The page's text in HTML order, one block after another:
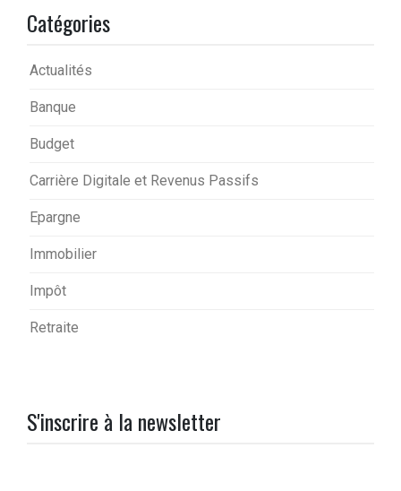
Catégories
Actualités
Banque
Budget
Carrière Digitale et Revenus Passifs
Epargne
Immobilier
Impôt
Retraite
S'inscrire à la newsletter